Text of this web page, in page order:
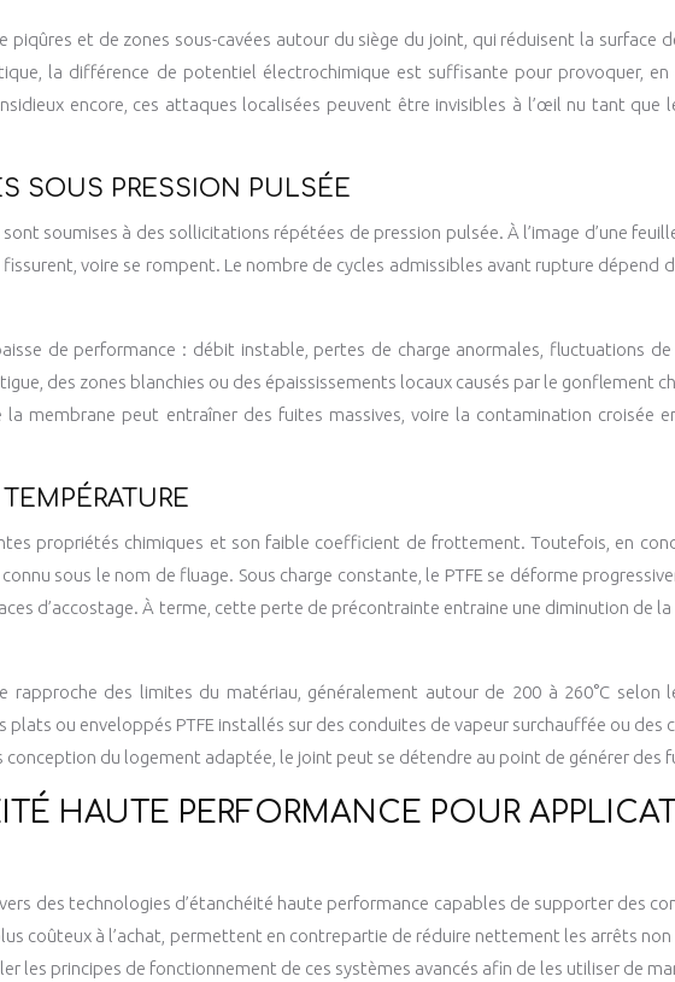
et de zones sous-cavées autour du siège du joint, qui réduisent la surface
la différence de potentiel électrochimique est suffisante pour provoquer, en
encore, ces attaques localisées peuvent être invisibles à l’œil nu tant que
SOUS PRESSION PULSÉE
soumises à des sollicitations répétées de pression pulsée. À l’image d’une
voire se rompent. Le nombre de cycles admissibles avant rupture dépend
de performance : débit instable, pertes de charge anormales, fluctuations
des zones blanchies ou des épaississements locaux causés par le gonflement
membrane peut entraîner des fuites massives, voire la contamination croisée
propriétés chimiques et son faible coefficient de frottement. Toutefois, en
sous le nom de fluage. Sous charge constante, le PTFE se déforme
d’accostage. À terme, cette perte de précontrainte entraine une diminution de
des limites du matériau, généralement autour de 200 à 260°C selon
ou enveloppés PTFE installés sur des conduites de vapeur surchauffée ou
conception du logement adaptée, le joint peut se détendre au point de générer des
HAUTE PERFORMANCE POUR
des technologies d’étanchéité haute performance capables de supporter des
coûteux à l’achat, permettent en contrepartie de réduire nettement les arrêts
les principes de fonctionnement de ces systèmes avancés afin de les utiliser de